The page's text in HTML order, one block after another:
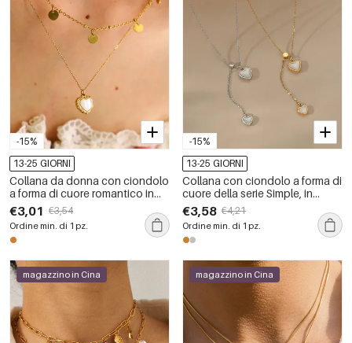
-15%
13-25 GIORNI
Collana da donna con ciondolo
a forma di cuore romantico in
acciaio inossidabile color oro
impermeabile.
€3,01 €3,54
Ordine min. di 1 pz.
-15%
13-25 GIORNI
Collana con ciondolo a forma di
cuore della serie Simple, in
acciaio inossidabile
impermeabile color oro, da
donna.
€3,58 €4,21
Ordine min. di 1 pz.
magazzino in Cina magazzino in Cina